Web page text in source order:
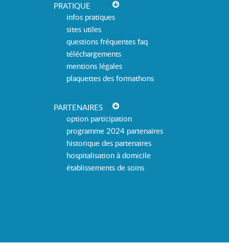
PRATIQUE
infos pratiques
sites utiles
questions fréquentes faq
téléchargements
mentions légales
plaquettes des formathons
PARTENAIRES
option participation
programme 2024 partenaires
historique des partenaires
hospitalisation à domicile
établissements de soins